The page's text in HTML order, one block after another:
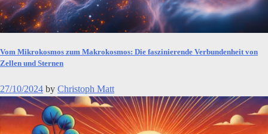
Vom Mikrokosmos zum Makrokosmos: Die faszinierende Verbundenheit von
Zellen und Sternen
27/10/2024 by Christoph Matt